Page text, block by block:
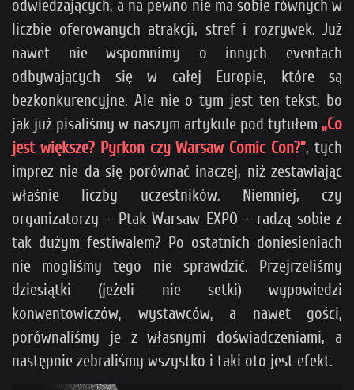
odwiedzających, a na pewno nie ma sobie równych w
liczbie oferowanych atrakcji, stref i rozrywek. Już
nawet nie wspomnimy o innych eventach
odbywających się w całej Europie, które są
bezkonkurencyjne. Ale nie o tym jest ten tekst, bo
jak już pisaliśmy w naszym artykule pod tytułem „Co
jest większe? Pyrkon czy Warsaw Comic Con?”, tych
imprez nie da się porównać inaczej, niż zestawiając
właśnie liczby uczestników. Niemniej, czy
organizatorzy – Ptak Warsaw EXPO – radzą sobie z
tak dużym festiwalem? Po ostatnich doniesieniach
nie mogliśmy tego nie sprawdzić. Przejrzeliśmy
dziesiątki (jeżeli nie setki) wypowiedzi
konwentowiczów, wystawców, a nawet gości,
porównaliśmy je z własnymi doświadczeniami, a
następnie zebraliśmy wszystko i taki oto jest efekt.